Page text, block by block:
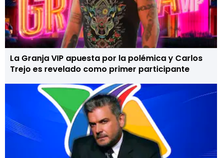
La Granja VIP apuesta por la polémica y Carlos
Trejo es revelado como primer participante